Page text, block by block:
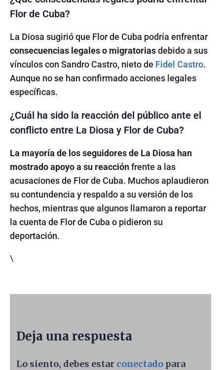
Flor de Cuba?
La Diosa sugirió que Flor de Cuba podría enfrentar
consecuencias legales o migratoriasdebido a sus
vínculos con Sandro Castro, nieto de Fidel Castro.
Aunque no se han confirmado acciones legales
específicas.
¿Cuál ha sido la reacción del público ante el
conflicto entre La Diosa y Flor de Cuba?
La mayoría de los seguidores de La Diosa han
mostrado apoyo a su reacciónfrente a las
acusaciones de Flor de Cuba. Muchos aplaudieron
su contundencia y respaldo a su versión de los
hechos, mientras que algunos llamaron a reportar
la cuenta de Flor de Cuba o pidieron su
deportación.
\
Deja una respuesta
Lo siento, debes estar conectado para